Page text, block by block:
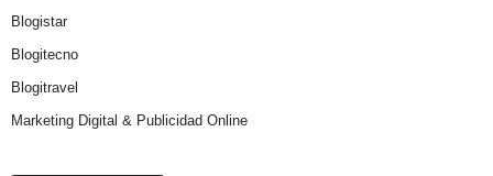
Blogistar
Blogitecno
Blogitravel
Marketing Digital & Publicidad Online